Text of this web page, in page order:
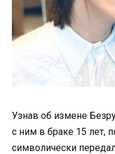
Узнав об измене
с ним в браке 15 лет,
символически